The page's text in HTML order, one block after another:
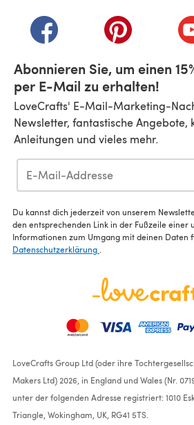
(öffnet sich in einem neuen
(öffnet sich in
Abonnieren Sie, um einen
per E-Mail zu erhalten!
LoveCrafts' E-Mail-Marketing-
Newsletter, fantastische Angebote,
Anleitungen und vieles mehr.
Du kannst dich jederzeit von unserem
den entsprechenden Link in der Fußzeile einer
Informationen zum Umgang mit deinen Daten
Datenschutzerklärung
LoveCrafts Group Ltd (oder ihre
Makers Ltd) 2026, in England und Wales (Nr.
unter der folgenden Adresse registriert: 1010
Triangle, Wokingham, UK, RG41 5TS.